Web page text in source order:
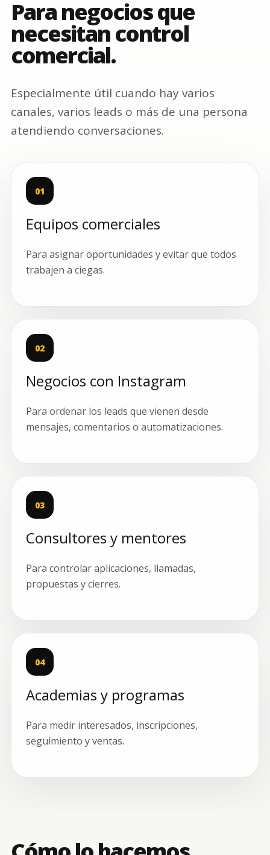
Para negocios que
necesitan control
comercial.
Especialmente útil cuando hay varios
canales, varios leads o más de una persona
atendiendo conversaciones.
01
Equipos comerciales
Para asignar oportunidades y evitar que todos
trabajen a ciegas.
02
Negocios con Instagram
Para ordenar los leads que vienen desde
mensajes, comentarios o automatizaciones.
03
Consultores y mentores
Para controlar aplicaciones, llamadas,
propuestas y cierres.
04
Academias y programas
Para medir interesados, inscripciones,
seguimiento y ventas.